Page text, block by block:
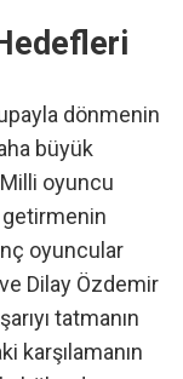
dönmenin
büyük
oyuncu
getirmenin
oyuncular
Dilay Özdemir
tatmanın
karşılamanın